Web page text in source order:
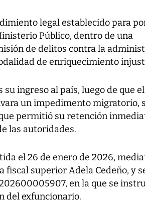
legal establecido para
Público, dentro de una
de delitos contra la
de enriquecimiento
ingreso al país, luego de que
un impedimento migratorio,
permitió su retención
las autoridades.
el 26 de enero de 2026,
fiscal superior Adela Cedeño, y
en la que se
del exfuncionario.